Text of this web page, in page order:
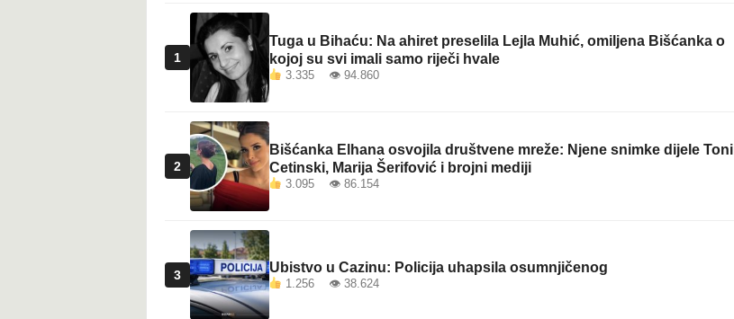
1
Tuga u Bihaću: Na ahiret preselila Lejla Muhić, omiljena Bišćanka o
kojoj su svi imali samo riječi hvale
3.335 👁 94.860
2
Bišćanka Elhana osvojila društvene mreže: Njene snimke dijele Toni
Cetinski, Marija Šerifović i brojni mediji
3.095 👁 86.154
3 Ubistvo u Cazinu: Policija uhapsila osumnjičenog
1.256 👁 38.624